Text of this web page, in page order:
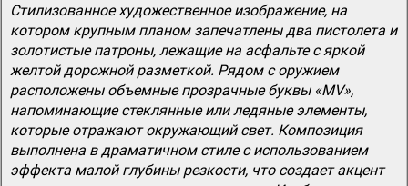
Стилизованное художественное изображение, на
котором крупным планом запечатлены два пистолета и
золотистые патроны, лежащие на асфальте с яркой
желтой дорожной разметкой. Рядом с оружием
расположены объемные прозрачные буквы «MV»,
напоминающие стеклянные или ледяные элементы,
которые отражают окружающий свет. Композиция
выполнена в драматичном стиле с использованием
эффекта малой глубины резкости, что создает акцент